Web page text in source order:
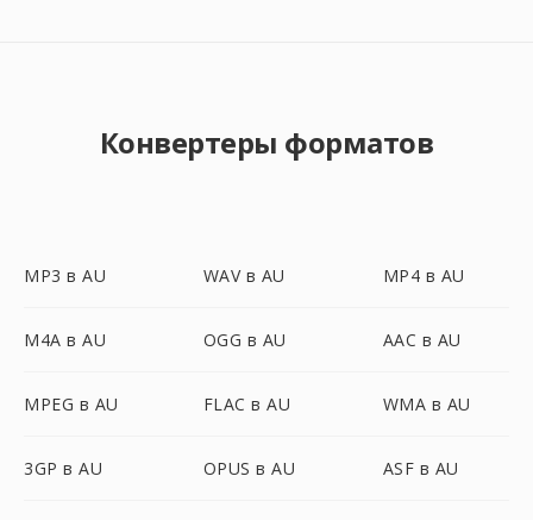
Конвертеры форматов
MP3 в AU WAV в AU MP4 в AU
M4A в AU OGG в AU AAC в AU
MPEG в AU FLAC в AU WMA в AU
3GP в AU OPUS в AU ASF в AU